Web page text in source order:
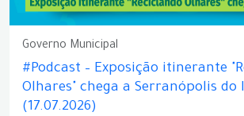
Governo Municipal
#Podcast – Exposição itinerante
Olhares" chega a Serranópolis do
(17.07.2026)